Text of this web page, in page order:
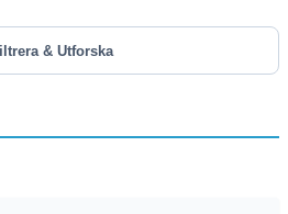
& Utforska